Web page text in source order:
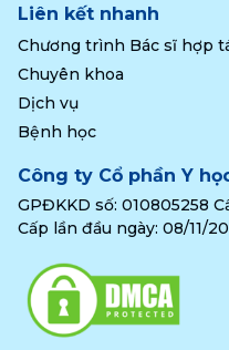
Liên kết nhanh
Chương trình Bác sĩ hợp
Chuyên khoa
Dịch vụ
Bệnh học
Công ty Cổ phần Y
GPĐKKD số: 010805258
Cấp lần đầu ngày: 08/11/